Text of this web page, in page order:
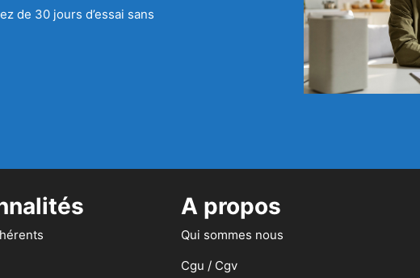
de 30 jours d’essai sans
A propos
Qui sommes nous
Cgu / Cgv